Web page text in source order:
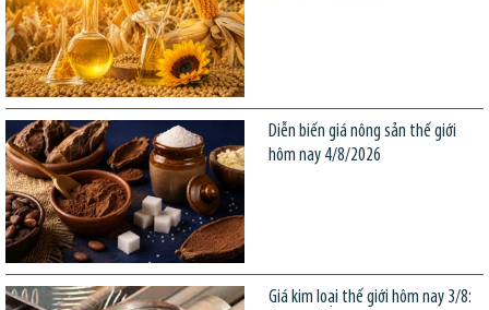
Diễn biến giá nông sản thế giới
hôm nay 4/8/2026
Giá kim loại thế giới hôm nay 3/8: